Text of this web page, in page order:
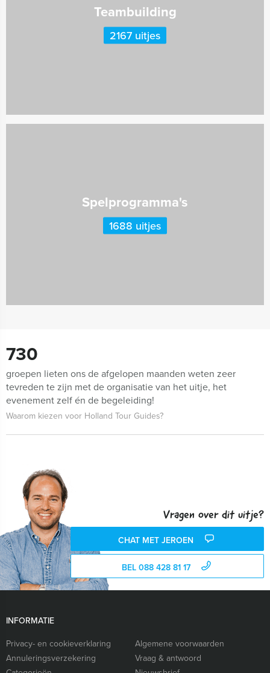
Teambuilding
2167 uitjes
Spelprogramma's
1688 uitjes
730
groepen lieten ons de afgelopen maanden weten zeer
tevreden te zijn met de organisatie van het uitje, het
evenement zelf én de begeleiding!
Waarom kiezen voor Holland Tour Guides?
Vragen over dit uitje?
CHAT MET JEROEN
BEL 088 428 81 17
INFORMATIE
Privacy- en cookieverklaring
Algemene voorwaarden
Annuleringsverzekering
Vraag & antwoord